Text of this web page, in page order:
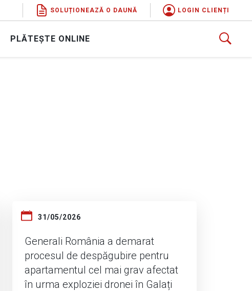
SOLUȚIONEAZĂ O DAUNĂ LOGIN CLIENȚI
PLĂTEȘTE ONLINE
31/05/2026
Generali România a demarat
procesul de despăgubire pentru
apartamentul cel mai grav afectat
în urma exploziei dronei în Galați